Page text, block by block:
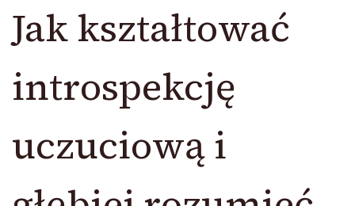
Jak kształtować
introspekcję
uczuciową i